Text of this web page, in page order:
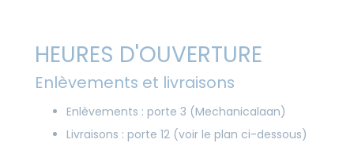
HEURES D'OUVERTURE
Enlèvements et livraisons
Enlèvements : porte 3 (Mechanicalaan)
Livraisons : porte 12 (voir le plan ci-dessous)